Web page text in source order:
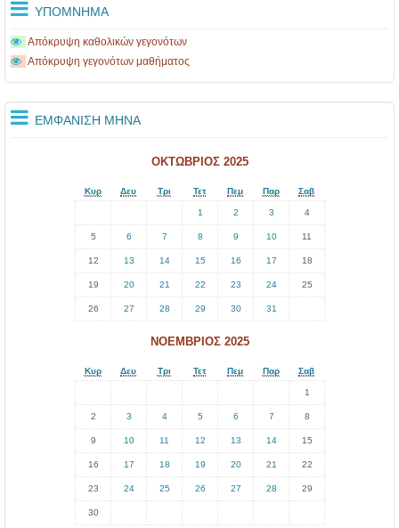
ΥΠΌΜΝΗΜΑ
Απόκρυψη καθολικών γεγονότων
Απόκρυψη γεγονότων μαθήματος
ΕΜΦΆΝΙΣΗ ΜΉΝΑ
ΟΚΤΏΒΡΙΟΣ 2025
Κυρ Δευ Τρι Τετ Πεμ Παρ Σαβ
1 2 3 4
5 6 7 8 9 10 11
12 13 14 15 16 17 18
19 20 21 22 23 24 25
26 27 28 29 30 31
ΝΟΈΜΒΡΙΟΣ 2025
Κυρ Δευ Τρι Τετ Πεμ Παρ Σαβ
1
2 3 4 5 6 7 8
9 10 11 12 13 14 15
16 17 18 19 20 21 22
23 24 25 26 27 28 29
30